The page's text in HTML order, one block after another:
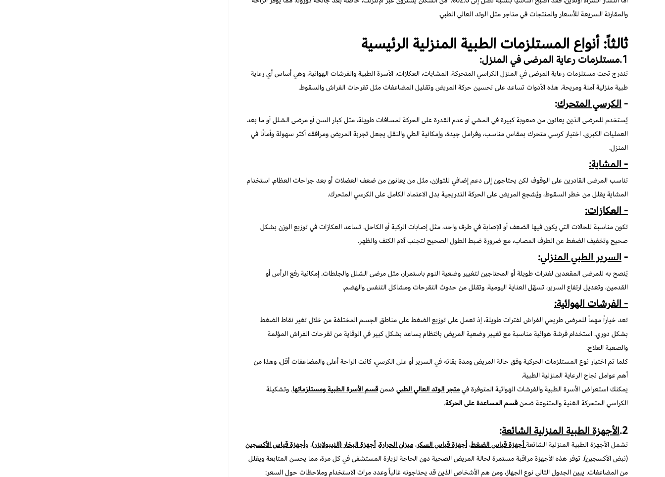
والمقارنة السريعة للأسعار والمنتجات في متاجر مثل الوتد العالي الطبي.
ثالثاً: أنواع المستلزمات الطبية المنزلية الرئيسية
1.مستلزمات رعاية المرضى في المنزل:
تندرج تحت مستلزمات رعاية المرضى في المنزل الكراسي المتحركة، المشايات، العكازات، الأسرة الطبية والفرشات الهوائية، وهي أساس أي رعاية
طبية منزلية آمنة ومريحة. هذه الأدوات تساعد على تحسين حركة المريض وتقليل المضاعفات مثل تقرحات الفراش والسقوط.
-الكرسي المتحرك:
يُستخدم للمرضى الذين يعانون من صعوبة كبيرة في المشي أو عدم القدرة على الحركة لمسافات طويلة، مثل كبار السن أو مرضى الشلل أو ما بعد
العمليات الكبرى. اختيار كرسي متحرك بمقاس مناسب، وفرامل جيدة، وإمكانية الطي والنقل يجعل تجربة المريض ومرافقه أكثر سهولة وأمانًا في
المنزل.
- المشاية:
تناسب المرضى القادرين على الوقوف لكن يحتاجون إلى دعم إضافي للتوازن، مثل من يعانون من ضعف العضلات أو بعد جراحات العظام. استخدام
المشاية يقلل من خطر السقوط، ويُشجع المريض على الحركة التدريجية بدل الاعتماد الكامل على الكرسي المتحرك.
- العكازات:
تكون مناسبة للحالات التي يكون فيها الضعف أو الإصابة في طرف واحد، مثل إصابات الركبة أو الكاحل. تساعد العكازات في توزيع الوزن بشكل
صحيح وتخفيف الضغط عن الطرف المصاب، مع ضرورة ضبط الطول الصحيح لتجنب آلام الكتف والظهر.
-السرير الطبي المنزلي:
يُنصح به للمرضى المقعدين لفترات طويلة أو المحتاجين لتغيير وضعية النوم باستمرار، مثل مرضى الشلل والجلطات. إمكانية رفع الرأس أو
القدمين، وتعديل ارتفاع السرير، تسهّل العناية اليومية، وتقلل من حدوث التقرحات ومشاكل التنفس والهضم.
- الفرشات الهوائية:
تعد خياراً مهماً للمرضى طريحي الفراش لفترات طويلة، إذ تعمل على توزيع الضغط على مناطق الجسم المختلفة من خلال تغير نقاط الضغط
بشكل دوري. استخدام فرشة هوائية مناسبة مع تغيير وضعية المريض بانتظام يساعد بشكل كبير في الوقاية من تقرحات الفراش المؤلمة
والصعبة العلاج.
كلما تم اختيار نوع المستلزمات الحركية وفق حالة المريض ومدة بقائه في السرير أو على الكرسي، كانت الراحة أعلى والمضاعفات أقل، وهذا من
أهم عوامل نجاح الرعاية المنزلية الطبية.
يمكنك استعراضالأسرة الطبيةوالفرشات الهوائية المتوفرة فيمتجر الوتد العالي الطبي ضمنقسم الأسرة الطبية ومستلزماتها. وتشكيلة
الكراسي المتحركة الغنية والمتنوعة ضمنقسم المساعدة على الحركة.
2.الأجهزة الطبية المنزلية الشائعة:
تشمل الأجهزة الطبية المنزلية الشائعةأجهزة قياس الضغط،أجهزة قياس السكر،ميزان الحرارة،أجهزة البخار (النيبولايزر)، وأجهزة قياس الأكسجين
(نبض الأكسجين). توفر هذه الأجهزة مراقبة مستمرة لحالة المريض الصحية دون الحاجة لزيارة المستشفى في كل مرة، مما يحسن المتابعة ويقلل
من المضاعفات. يبين الجدول التالي نوع الجهاز، ومن هم الأشخاص الذين قد يحتاجونه غالباً وعدد مرات الاستخدام وملاحظات حول السعر: